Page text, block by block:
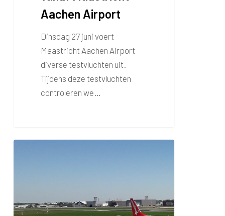
Aachen Airport
Dinsdag 27 juni voert
Maastricht Aachen Airport
diverse testvluchten uit.
Tijdens deze testvluchten
controleren we…